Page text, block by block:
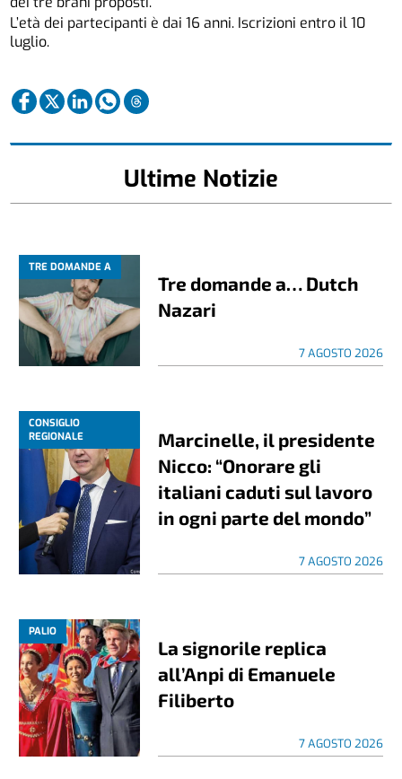
L’età dei partecipanti è dai 16 anni. Iscrizioni entro il 10
luglio.
Ultime Notizie
TRE DOMANDE A
Tre domande a… Dutch
Nazari
7 AGOSTO 2026
CONSIGLIO
REGIONALE
Marcinelle, il presidente
Nicco: “Onorare gli
italiani caduti sul lavoro
in ogni parte del mondo”
7 AGOSTO 2026
PALIO
La signorile replica
all’Anpi di Emanuele
Filiberto
7 AGOSTO 2026